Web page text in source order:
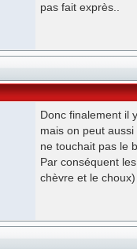
pas fait exprès..
Donc finalement il
mais on peut
ne touchait pas le
Par conséquent
chèvre et le